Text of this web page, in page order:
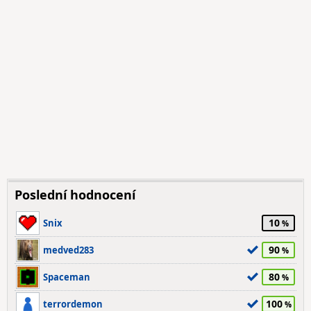
Poslední hodnocení
Snix 10
medved283 90
Spaceman 80
terrordemon 100